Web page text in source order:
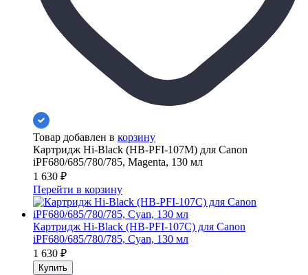
Товар добавлен в корзину
Картридж Hi-Black (HB-PFI-107M) для Canon
iPF680/685/780/785, Magenta, 130 мл
1 630 ₽
Перейти в корзину
Картридж Hi-Black (HB-PFI-107C) для Canon
iPF680/685/780/785, Cyan, 130 мл
1 630 ₽